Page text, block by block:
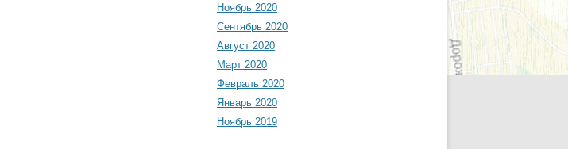
Ноябрь 2020
Сентябрь 2020
Август 2020
Март 2020
Февраль 2020
Январь 2020
Ноябрь 2019